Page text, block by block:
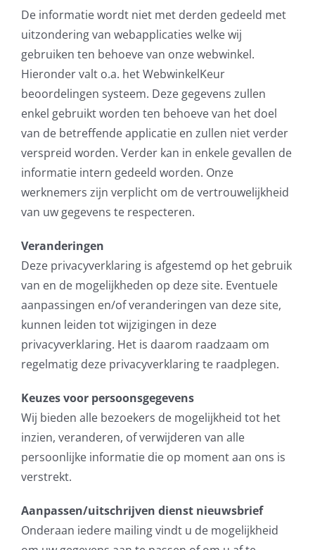
De informatie wordt niet met derden gedeeld met
uitzondering van webapplicaties welke wij
gebruiken ten behoeve van onze webwinkel.
Hieronder valt o.a. het WebwinkelKeur
beoordelingen systeem. Deze gegevens zullen
enkel gebruikt worden ten behoeve van het doel
van de betreffende applicatie en zullen niet verder
verspreid worden. Verder kan in enkele gevallen de
informatie intern gedeeld worden. Onze
werknemers zijn verplicht om de vertrouwelijkheid
van uw gegevens te respecteren.
Veranderingen
Deze privacyverklaring is afgestemd op het gebruik
van en de mogelijkheden op deze site. Eventuele
aanpassingen en/of veranderingen van deze site,
kunnen leiden tot wijzigingen in deze
privacyverklaring. Het is daarom raadzaam om
regelmatig deze privacyverklaring te raadplegen.
Keuzes voor persoonsgegevens
Wij bieden alle bezoekers de mogelijkheid tot het
inzien, veranderen, of verwijderen van alle
persoonlijke informatie die op moment aan ons is
verstrekt.
Aanpassen/uitschrijven dienst nieuwsbrief
Onderaan iedere mailing vindt u de mogelijkheid